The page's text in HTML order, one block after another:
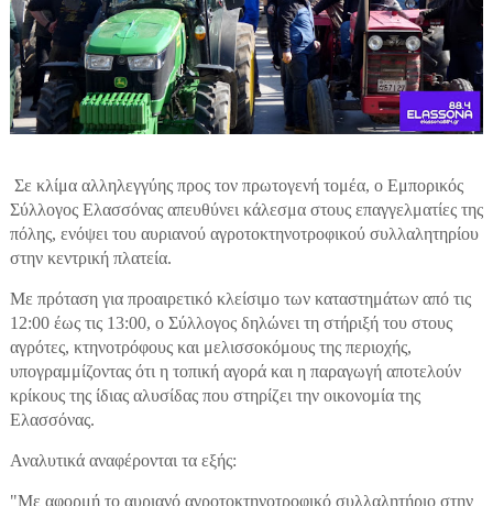
Σε κλίμα αλληλεγγύης προς τον πρωτογενή τομέα, ο Εμπορικός
Σύλλογος Ελασσόνας απευθύνει κάλεσμα στους επαγγελματίες της
πόλης, ενόψει του αυριανού αγροτοκτηνοτροφικού συλλαλητηρίου
στην κεντρική πλατεία.
Με πρόταση για προαιρετικό κλείσιμο των καταστημάτων από τις
12:00 έως τις 13:00, ο Σύλλογος δηλώνει τη στήριξή του στους
αγρότες, κτηνοτρόφους και μελισσοκόμους της περιοχής,
υπογραμμίζοντας ότι η τοπική αγορά και η παραγωγή αποτελούν
κρίκους της ίδιας αλυσίδας που στηρίζει την οικονομία της
Ελασσόνας.
Αναλυτικά αναφέρονται τα εξής:
"Με αφορμή το αυριανό αγροτοκτηνοτροφικό συλλαλητήριο στην